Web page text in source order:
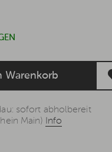
Warenkorb
sofort abholbereit
Main)
Info